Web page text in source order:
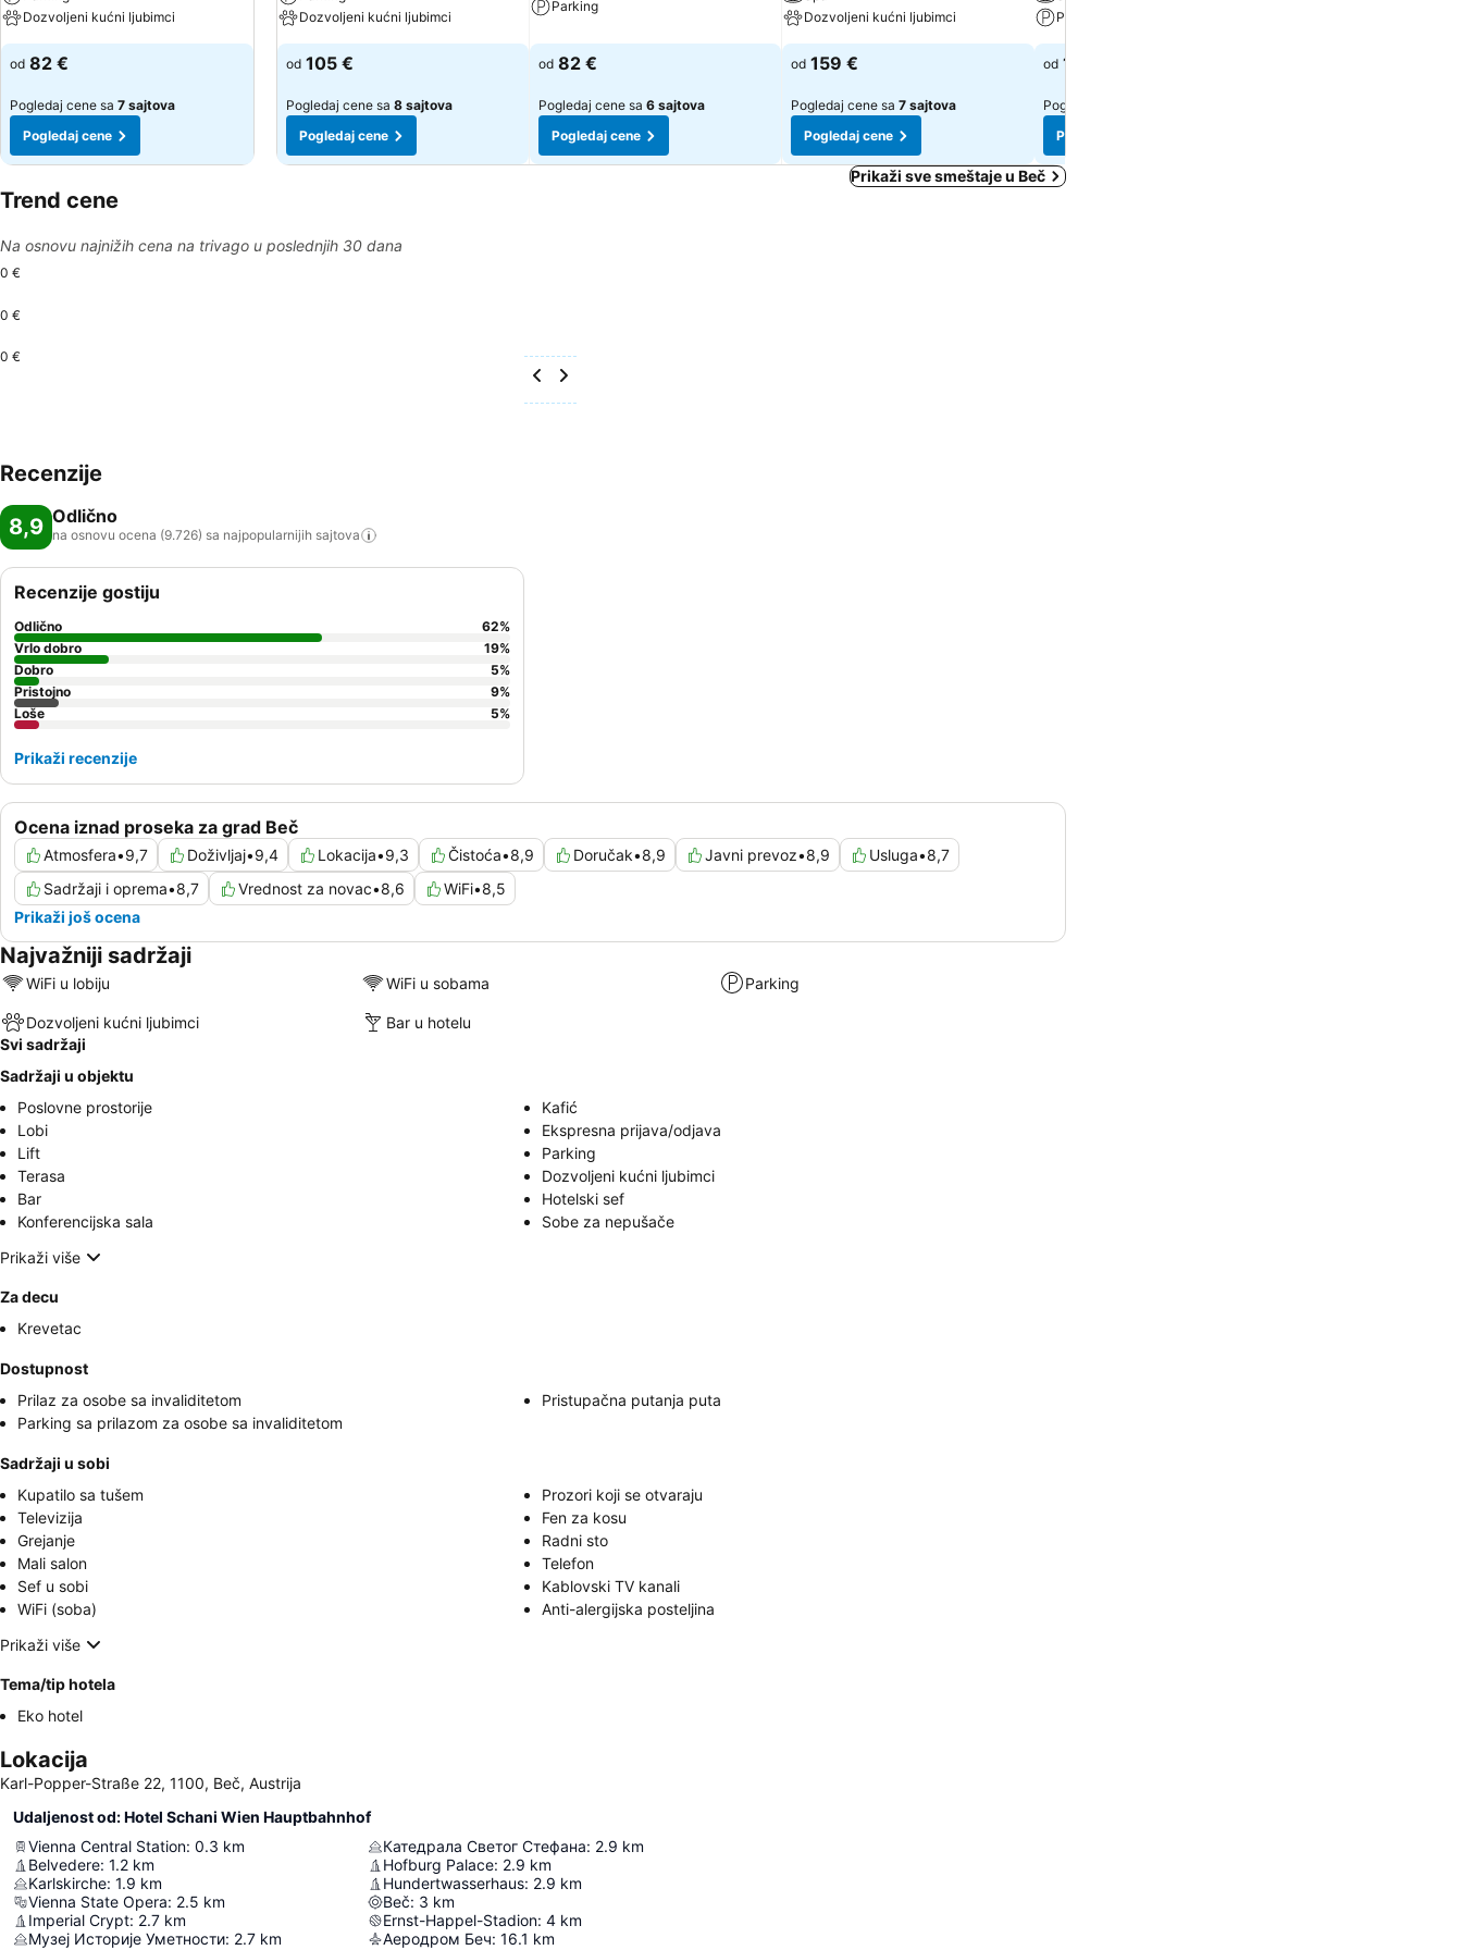
Dozvoljeni kućni ljubimci
od 82 €
Pogledaj cene sa 7 sajtova
Pogledaj cene
Dozvoljeni kućni ljubimci
od 105 €
Pogledaj cene sa 8 sajtova
Pogledaj cene
Parking
od 82 €
Pogledaj cene sa 6 sajtova
Pogledaj cene
Dozvoljeni kućni ljubimci
od 159 €
Pogledaj cene sa 7 sajtova
Pogledaj cene
Parking
od 107 €
Pogledaj cene sa
Pogledaj cene
Prikaži sve smeštaje u Beč
Trend cene
Na osnovu najnižih cena na trivago u poslednjih 30 dana
0 €
0 €
0 €
Recenzije
8,9 Odlično
na osnovu ocena (9.726) sa najpopularnijih sajtova
Ocena iznad proseka za grad Beč
Atmosfera•9,7 Doživljaj•9,4 Lokacija•9,3 Čistoća•8,9 Doručak•8,9 Javni prevoz•8,9 Usluga•8,7
Sadržaji i oprema•8,7 Vrednost za novac•8,6 WiFi•8,5
Prikaži još ocena
Recenzije gostiju
Odlično 62%
Vrlo dobro
19%
Dobro
5%
Pristojno
9%
Loše
5%
Prikaži recenzije
Najvažniji sadržaji
WiFi u lobiju WiFi u sobama Parking
Dozvoljeni kućni ljubimci
Bar u hotelu
Svi sadržaji
Sadržaji u objektu
Poslovne prostorije
Kafić
Lobi
Ekspresna prijava/odjava
Lift
Parking
Terasa
Dozvoljeni kućni ljubimci
Bar
Hotelski sef
Konferencijska sala
Sobe za nepušače
Prikaži više
Za decu
Krevetac
Dostupnost
Prilaz za osobe sa invaliditetom
Pristupačna putanja puta
Parking sa prilazom za osobe sa invaliditetom
Sadržaji u sobi
Kupatilo sa tušem
Prozori koji se otvaraju
Televizija
Fen za kosu
Grejanje
Radni sto
Mali salon
Telefon
Sef u sobi
Kablovski TV kanali
WiFi (soba)
Anti-alergijska posteljina
Prikaži više
Tema/tip hotela
Eko hotel
Lokacija
Karl-Popper-Straße 22, 1100, Beč, Austrija
Udaljenost od: Hotel Schani Wien Hauptbahnhof
Vienna Central Station: 0.3 km
Belvedere: 1.2 km
Karlskirche: 1.9 km
Vienna State Opera: 2.5 km
Imperial Crypt: 2.7 km
Музеј Историје Уметности: 2.7 km
Катедрала Светог Стефана: 2.9 km
Hofburg Palace: 2.9 km
Hundertwasserhaus: 2.9 km
Beč: 3 km
Ernst-Happel-Stadion: 4 km
Аеродром Беч: 16.1 km